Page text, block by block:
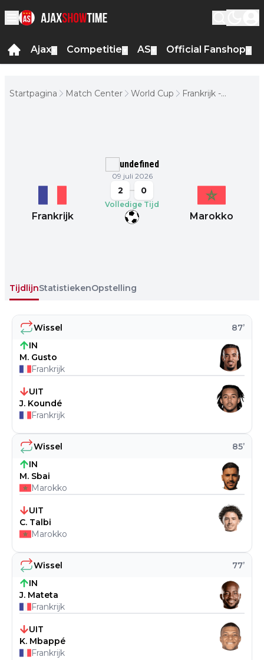
Ajax Competitie AS Official Fanshop
Startpagina Match Center World Cup
Frankrijk -
undefined
09 juli 2026
Frankrijk
2 0
Volledige Tijd
Marokko
TijdlijnStatistiekenOpstelling
Wissel 77’
IN
J. Mateta
Frankrijk
UIT
K. Mbappé
Frankrijk
Wissel 85’
IN
M. Sbai
Marokko
UIT
C. Talbi
Marokko
Wissel 87’
IN
M. Gusto
Frankrijk
UIT
J. Koundé
Frankrijk